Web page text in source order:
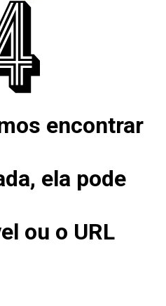
encontrar
ela pode
ou o URL